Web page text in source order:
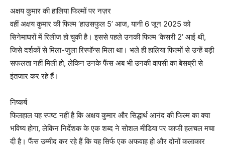
अक्षय कुमार की हालिया फिल्मों पर नज़र
वहीं अक्षय कुमार की फिल्म ‘हाउसफुल 5’ आज, यानी 6 जून 2025 को
सिनेमाघरों में रिलीज हो चुकी है। इससे पहले उनकी फिल्म ‘केसरी 2’ आई थी,
जिसे दर्शकों से मिला-जुला रिस्पॉन्स मिला था। भले ही हालिया फिल्मों से उन्हें बड़ी
सफलता नहीं मिली हो, लेकिन उनके फैंस अब भी उनकी वापसी का बेसब्री से
इंतजार कर रहे हैं।
निष्कर्ष
फिलहाल यह स्पष्ट नहीं है कि अक्षय कुमार और सिद्धार्थ आनंद की फिल्म का क्या
भविष्य होगा, लेकिन निर्देशक के एक शब्द ने सोशल मीडिया पर काफी हलचल मचा
दी है। फैंस उम्मीद कर रहे हैं कि यह सिर्फ एक अफवाह हो और दोनों कलाकार